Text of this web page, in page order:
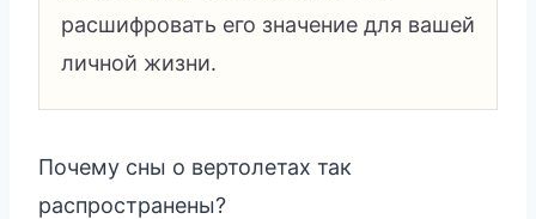
расшифровать его значение для вашей
личной жизни.
Почему сны о вертолетах так
распространены?